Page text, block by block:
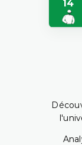
14